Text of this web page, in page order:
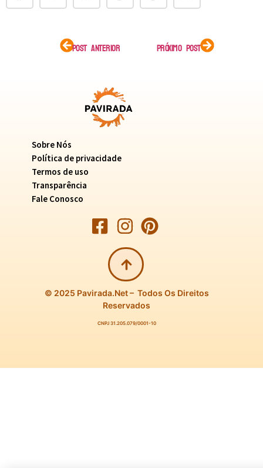
POST ANTERIOR PRÓXIMO POST
Sobre Nós
Política de privacidade
Termos de uso
Transparência
Fale Conosco
© 2025 Pavirada.net – Todos Os Direitos
Reservados
CNPJ 31.205.079/0001-10